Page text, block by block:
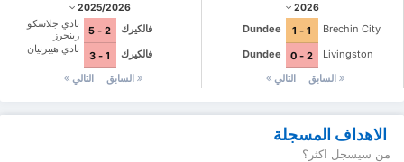
2025/2026
نادي جلاسكو
رينجرز
2 - 5
فالكيرك
نادي هيبرنيان
1 - 3
فالكيرك
السابق
التالي
2026
Dundee 1 - 1
Brechin City
Dundee
2 - 0
Livingston
السابق
التالي
الاهداف المسجلة
من سيسجل اكثر؟